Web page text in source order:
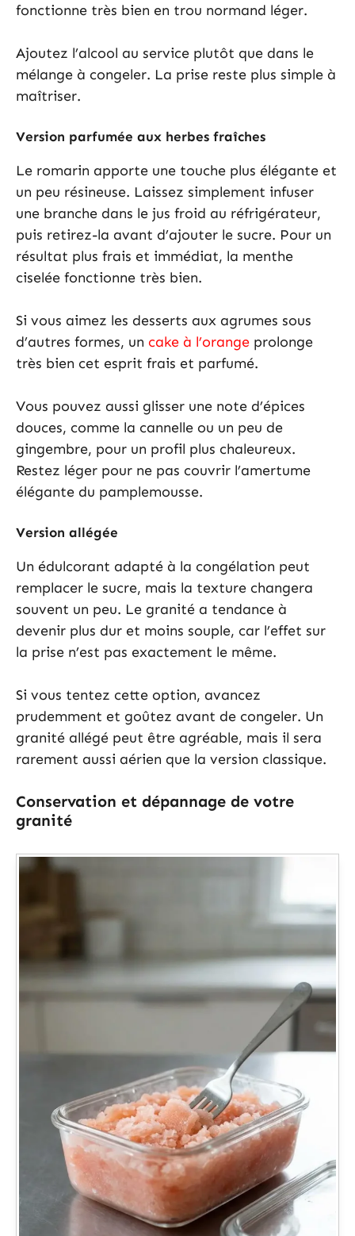
fonctionne très bien en trou normand léger.
Ajoutez l’alcool au service plutôt que dans le
mélange à congeler. La prise reste plus simple à
maîtriser.
Version parfumée aux herbes fraîches
Le romarin apporte une touche plus élégante et
un peu résineuse. Laissez simplement infuser
une branche dans le jus froid au réfrigérateur,
puis retirez-la avant d’ajouter le sucre. Pour un
résultat plus frais et immédiat, la menthe
ciselée fonctionne très bien.
Si vous aimez les desserts aux agrumes sous
d’autres formes, un cake à l’orange prolonge
très bien cet esprit frais et parfumé.
Vous pouvez aussi glisser une note d’épices
douces, comme la cannelle ou un peu de
gingembre, pour un profil plus chaleureux.
Restez léger pour ne pas couvrir l’amertume
élégante du pamplemousse.
Version allégée
Un édulcorant adapté à la congélation peut
remplacer le sucre, mais la texture changera
souvent un peu. Le granité a tendance à
devenir plus dur et moins souple, car l’effet sur
la prise n’est pas exactement le même.
Si vous tentez cette option, avancez
prudemment et goûtez avant de congeler. Un
granité allégé peut être agréable, mais il sera
rarement aussi aérien que la version classique.
Conservation et dépannage de votre
granité